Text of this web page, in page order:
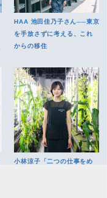
HAA 池田佳乃子さん──東京
を手放さずに考える、これ
からの移住
小林涼子「二つの仕事をめ